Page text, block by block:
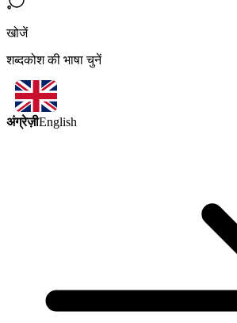
खोजें
शब्दकोश की भाषा चुनें
अंग्रेज़ीEnglish